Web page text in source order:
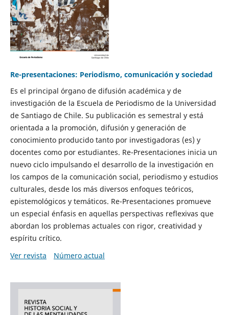
Re-presentaciones: Periodismo, comunicación y sociedad
Es el principal órgano de difusión académica y de
investigación de la Escuela de Periodismo de la Universidad
de Santiago de Chile. Su publicación es semestral y está
orientada a la promoción, difusión y generación de
conocimiento producido tanto por investigadoras (es) y
docentes como por estudiantes. Re-Presentaciones inicia un
nuevo ciclo impulsando el desarrollo de la investigación en
los campos de la comunicación social, periodismo y estudios
culturales, desde los más diversos enfoques teóricos,
epistemológicos y temáticos. Re-Presentaciones promueve
un especial énfasis en aquellas perspectivas reflexivas que
abordan los problemas actuales con rigor, creatividad y
espíritu crítico.
Ver revista
Número actual